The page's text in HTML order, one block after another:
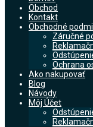
Obchod
Kontakt
Obchodné
Záručné
Ochrana
Ako nakupovať
Blog
Návody
Môj Účet